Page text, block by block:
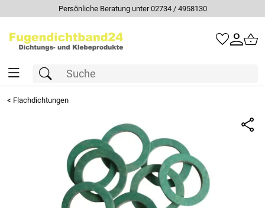
Persönliche Beratung unter 02734 / 4958130
< Flachdichtungen